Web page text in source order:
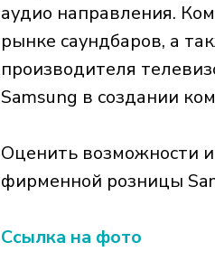
аудио направления.
рынке саундбаров, а
производителя
Samsung в создании
Оценить возможности
фирменной розницы
Ссылка на фото